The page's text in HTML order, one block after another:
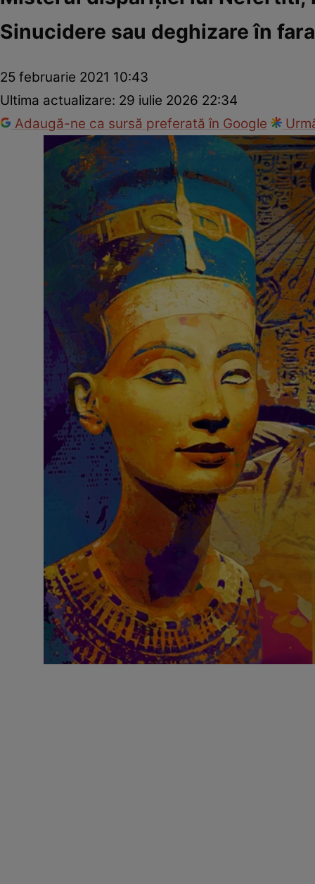
Sinucidere sau deghizare în
25 februarie 2021 10:43
Ultima actualizare: 29 iulie 2026 22:34
Adaugă-ne ca sursă preferată în Google